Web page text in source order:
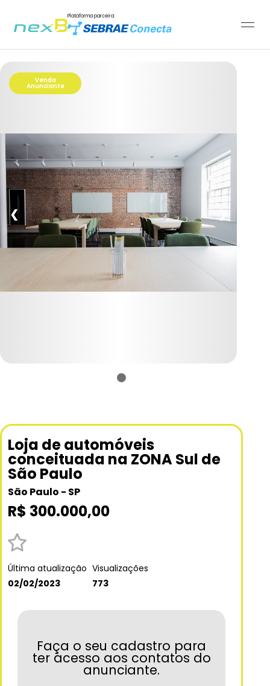
Plataforma parceira:
Venda
Anunciante
❮ ❯
Loja de automóveis
conceituada na ZONA Sul de
São Paulo
São Paulo - SP
R$ 300.000,00
Última atualização
02/02/2023
Visualizações
773
Faça o seu cadastro para
ter acesso aos contatos do
anunciante.